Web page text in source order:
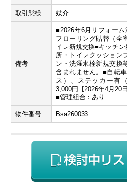
取引態様 媒介
備考
■2026年6月リフォー
フローリング貼替（全
イレ新規交換■キッチ
所・トイレクッション
ン・洗濯水栓新規交換
含まれません。■自転
ス）、ステッカー有
3,000円【2026年4月20日
■管理組合：あり
物件番号 Bsa260033